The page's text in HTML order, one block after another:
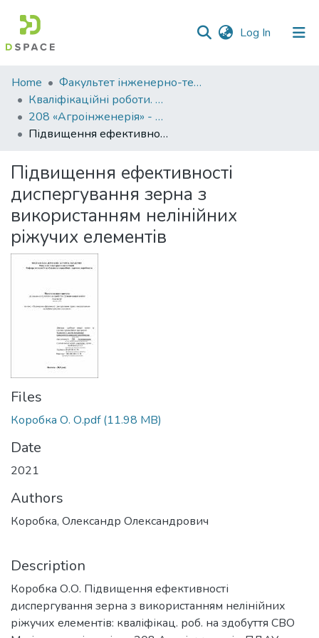
Log In (current)
Communities
&
Collections
All of DSpace
Statistics
Home
Факультет інженерно-технологічний
Кваліфікаційні роботи. Факультет інженерно-технологічний
208 «Агроінженерія» - Магістри 2021-2022
Підвищення ефективності диспергування зерна з використанням нелінійних ріжучих елементів
Підвищення ефективності
диспергування зерна з
використанням нелінійних
ріжучих елементів
Files
Коробка О. О.pdf(11.98 MB)
Date
2021
Authors
Коробка, Олександр Олександрович
Description
Коробка О.О. Підвищення ефективності
диспергування зерна з використанням нелінійних
ріжучих елементів: кваліфікац. роб. на здобуття СВО